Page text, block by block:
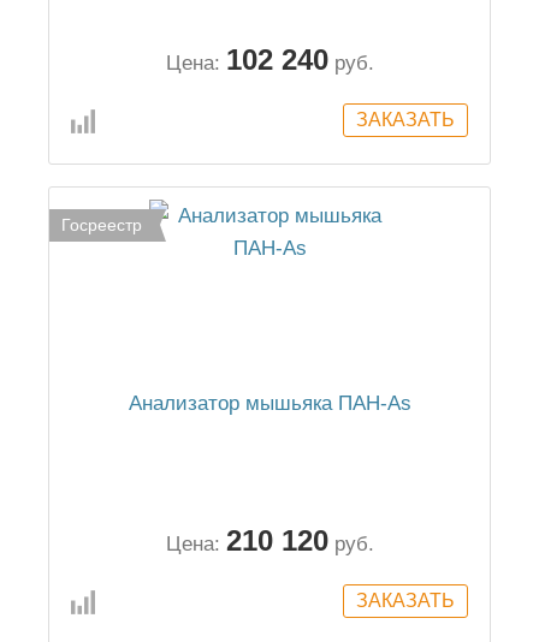
Цена: 102 240 руб.
Госреестр
Анализатор мышьяка ПАН-As
Цена: 210 120 руб.